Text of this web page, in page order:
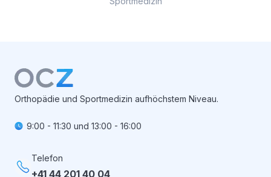
Orthopädie und Sportmedizin aufhöchstem Niveau.
Telefon
+41 44 201 40 04
9:00 - 11:30 und 13:00 - 16:00